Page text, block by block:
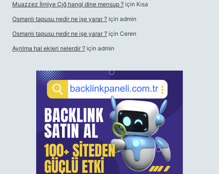
Muazzez İlmiye Çığ hangi dine mensup ? için Kısa
Osmanlı tapusu nedir ne işe yarar ? için admin
Osmanlı tapusu nedir ne işe yarar ? için Ceren
Ayrılma hal ekleri nelerdir ? için admin